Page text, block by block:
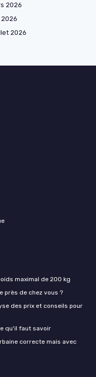
2026
2026
2026
maximal de 200 kg
de chez vous ?
des prix et conseils pour
qu'il faut savoir
correcte mais avec